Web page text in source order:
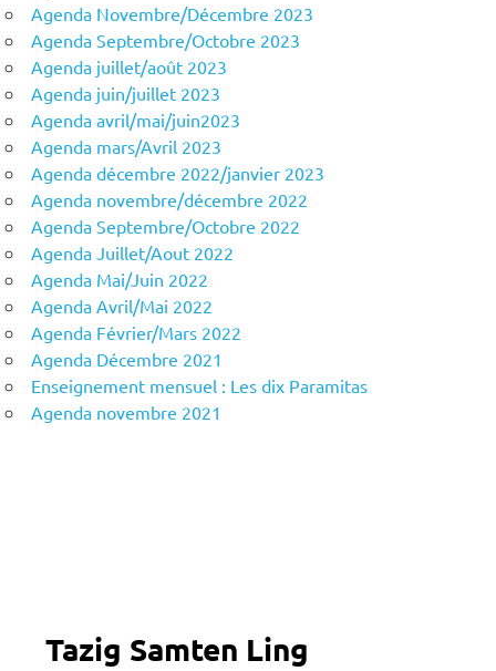
Agenda Novembre/Décembre 2023
Agenda Septembre/Octobre 2023
Agenda juillet/août 2023
Agenda juin/juillet 2023
Agenda avril/mai/juin2023
Agenda mars/Avril 2023
Agenda décembre 2022/janvier 2023
Agenda novembre/décembre 2022
Agenda Septembre/Octobre 2022
Agenda Juillet/Aout 2022
Agenda Mai/Juin 2022
Agenda Avril/Mai 2022
Agenda Février/Mars 2022
Agenda Décembre 2021
Enseignement mensuel : Les dix Paramitas
Agenda novembre 2021
Tazig Samten Ling